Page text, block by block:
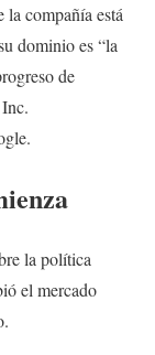
la compañía está
dominio es “la
de
la política
el mercado